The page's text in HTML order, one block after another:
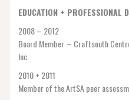
EDUCATION + PROFESSIONAL
2008 – 2012
Board Member – Craftsouth
Inc.
2010 + 2011
Member of the ArtSA peer